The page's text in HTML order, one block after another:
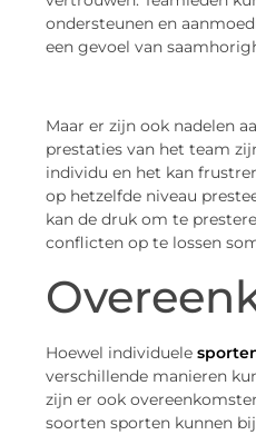
ondersteunen en
een gevoel van
Maar er zijn ook nadelen
prestaties van het team
individu en het kan
op hetzelfde niveau
kan de druk om te
conflicten op te lossen
Hoewel individuele
verschillende manieren
zijn er ook
soorten sporten kunnen